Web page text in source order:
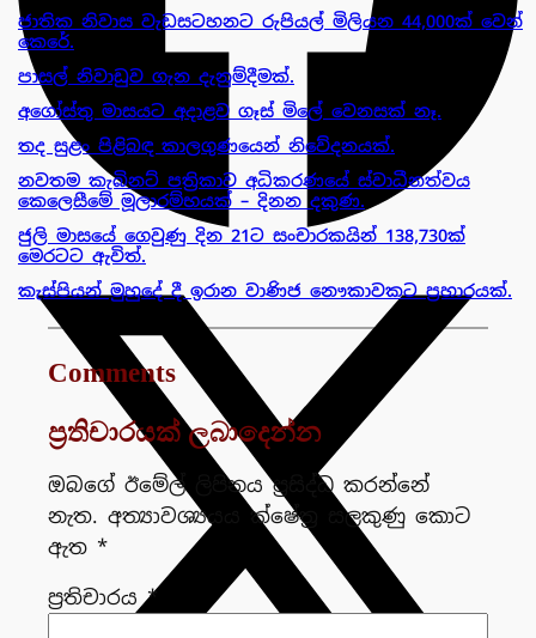
ජාතික නිවාස වැඩසටහනට රුපියල් මිලියන 44,000ක් වෙන්
කෙරේ.
පාසල් නිවාඩුව ගැන දැනුම්දීමක්.
අගෝස්තු මාසයට අදාළව ගෑස් මිලේ වෙනසක් නෑ.
තද සුළං පිළිබඳ කාලගුණයෙන් නිවේදනයක්.
නවතම කැබිනට් පත්‍රිකාව අධිකරණයේ ස්වාධීනත්වය
කෙලෙසීමේ මූලාරම්භයක් – දිනන දකුණ.
ජුලි මාසයේ ගෙවුණු දින 21ට සංචාරකයින් 138,730ක්
මෙරටට ඇවිත්.
කැස්පියන් මුහුදේ දී ඉරාන වාණිජ නෞකාවකට ප්‍රහාරයක්.
Comments
ප්‍රතිචාරයක් ලබාදෙන්න
ඔබගේ ඊමේල් ලිපිනය ප්‍රසිද්ධ කරන්නේ
නැත. අත්‍යාවශ්‍යයය ක්ෂේත්‍ර සලකුණු කොට
ඇත *
ප්‍රතිචාරය*